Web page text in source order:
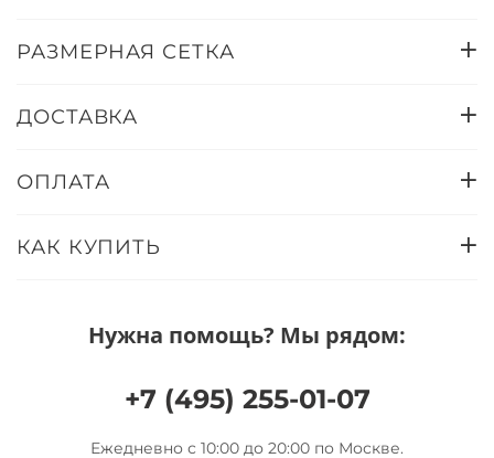
РАЗМЕРНАЯ СЕТКА
ДОСТАВКА
ОПЛАТА
КАК КУПИТЬ
Нужна помощь? Мы рядом:
+7 (495) 255-01-07
Ежедневно с 10:00 до 20:00 по Москве.